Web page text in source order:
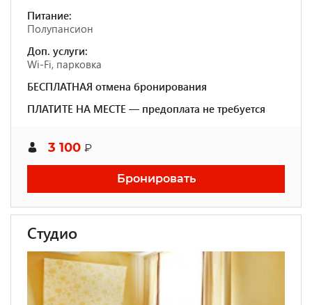
Питание:
Полупансион
Доп. услуги:
Wi-Fi, парковка
БЕСПЛАТНАЯ отмена бронирования
ПЛАТИТЕ НА МЕСТЕ — предоплата не требуется
3 100 ₽
Бронировать
Студио